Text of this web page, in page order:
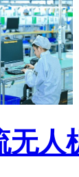
无人